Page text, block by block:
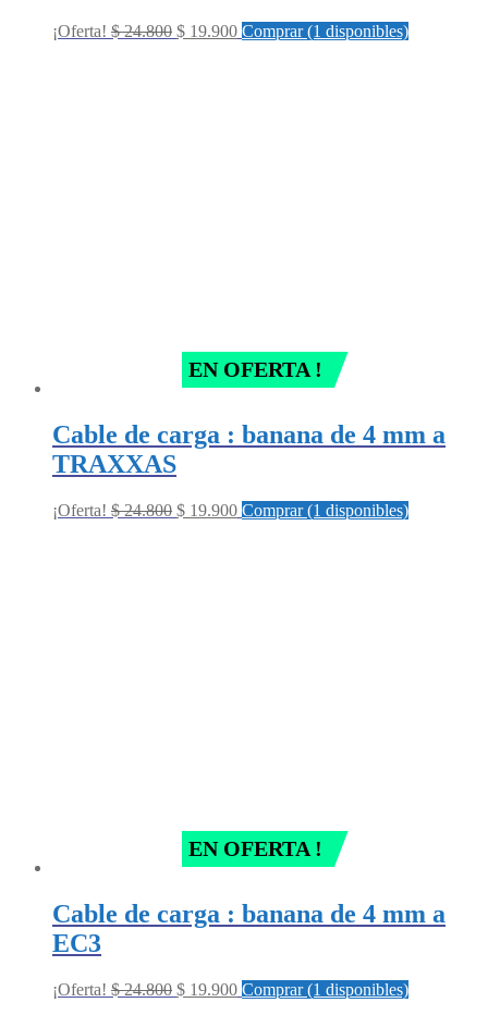
¡Oferta! $24.800 Original
$ 19.900Current
Comprar (1 disponibles)
EN OFERTA !
Cable de carga : banana de 4 mm a
TRAXXAS
¡Oferta! $24.800 Original
$ 19.900Current
Comprar (1 disponibles)
EN OFERTA !
Cable de carga : banana de 4 mm a
EC3
¡Oferta! $24.800 Original
$ 19.900Current
Comprar (1 disponibles)